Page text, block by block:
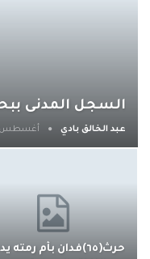
السجل المدنى
عبد الخالق بادي أغسطس 6, 2026
حرث(٦٥)فدان بأم رمته